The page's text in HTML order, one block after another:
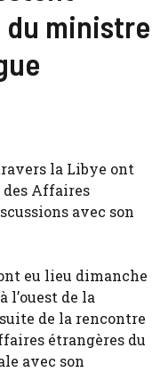
ministre
la Libye ont
Affaires
avec son
eu lieu dimanche
l’ouest de la
de la rencontre
étrangères du
avec son